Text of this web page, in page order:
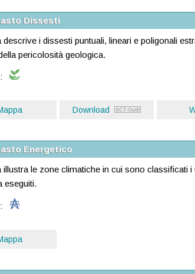
Dissesti
descrive i dissesti puntuali, lineari e poligonali
pericolosità geologica.
Download
Energetico
illustra le zone climatiche in cui sono classificati
eseguiti.